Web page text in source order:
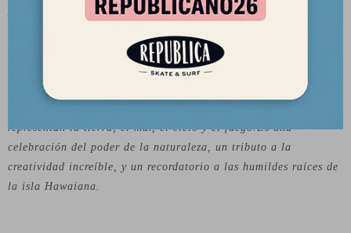
primer lote de galletas, no tardaron mucho en centrar su
de tabla. Maui and Sons se convirtió en un éxito instantáneo y
la industria del Surf nunca sería la misma. ¿Y la galleta? Se
convirtió en una inspiración para el logo de Maui and Sons.
representan la tierra, el mar, el cielo y el fuego.Es una
celebración del poder de la naturaleza, un tributo a la
creatividad increíble, y un recordatorio a las humildes raíces de
la isla Hawaiana.